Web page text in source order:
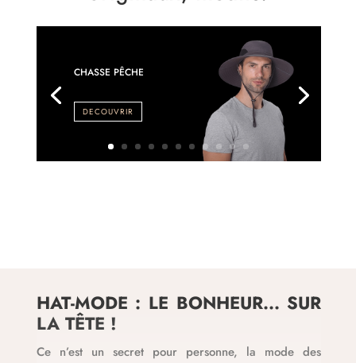
CHASSE PÊCHE
DECOUVRIR
HAT-MODE : LE BONHEUR... SUR
LA TÊTE !
Ce n’est un secret pour personne, la mode des